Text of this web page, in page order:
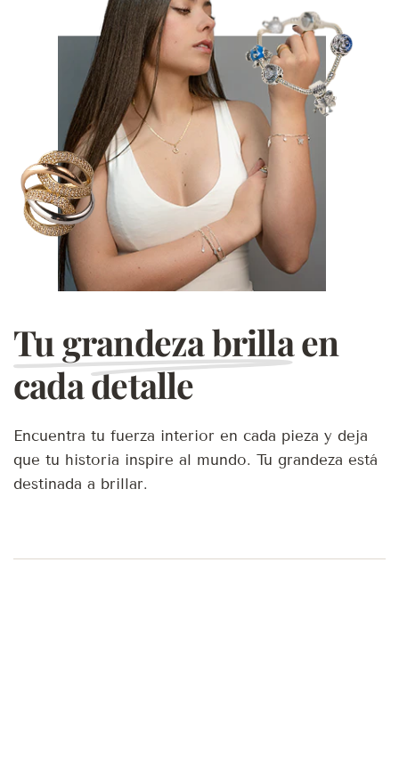
Tu grandeza brillaen
cada detalle
Encuentra tu fuerza interior en cada pieza y deja
que tu historia inspire al mundo. Tu grandeza está
destinada a brillar.